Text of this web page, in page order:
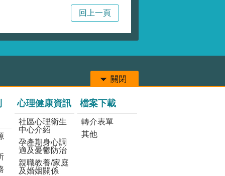
回上一頁
關閉
心理健康資訊
社區心理衛生
中心介紹
孕產期身心調
適及憂鬱防治
親職教養/家庭
及婚姻關係
檔案下載
轉介表單
其他